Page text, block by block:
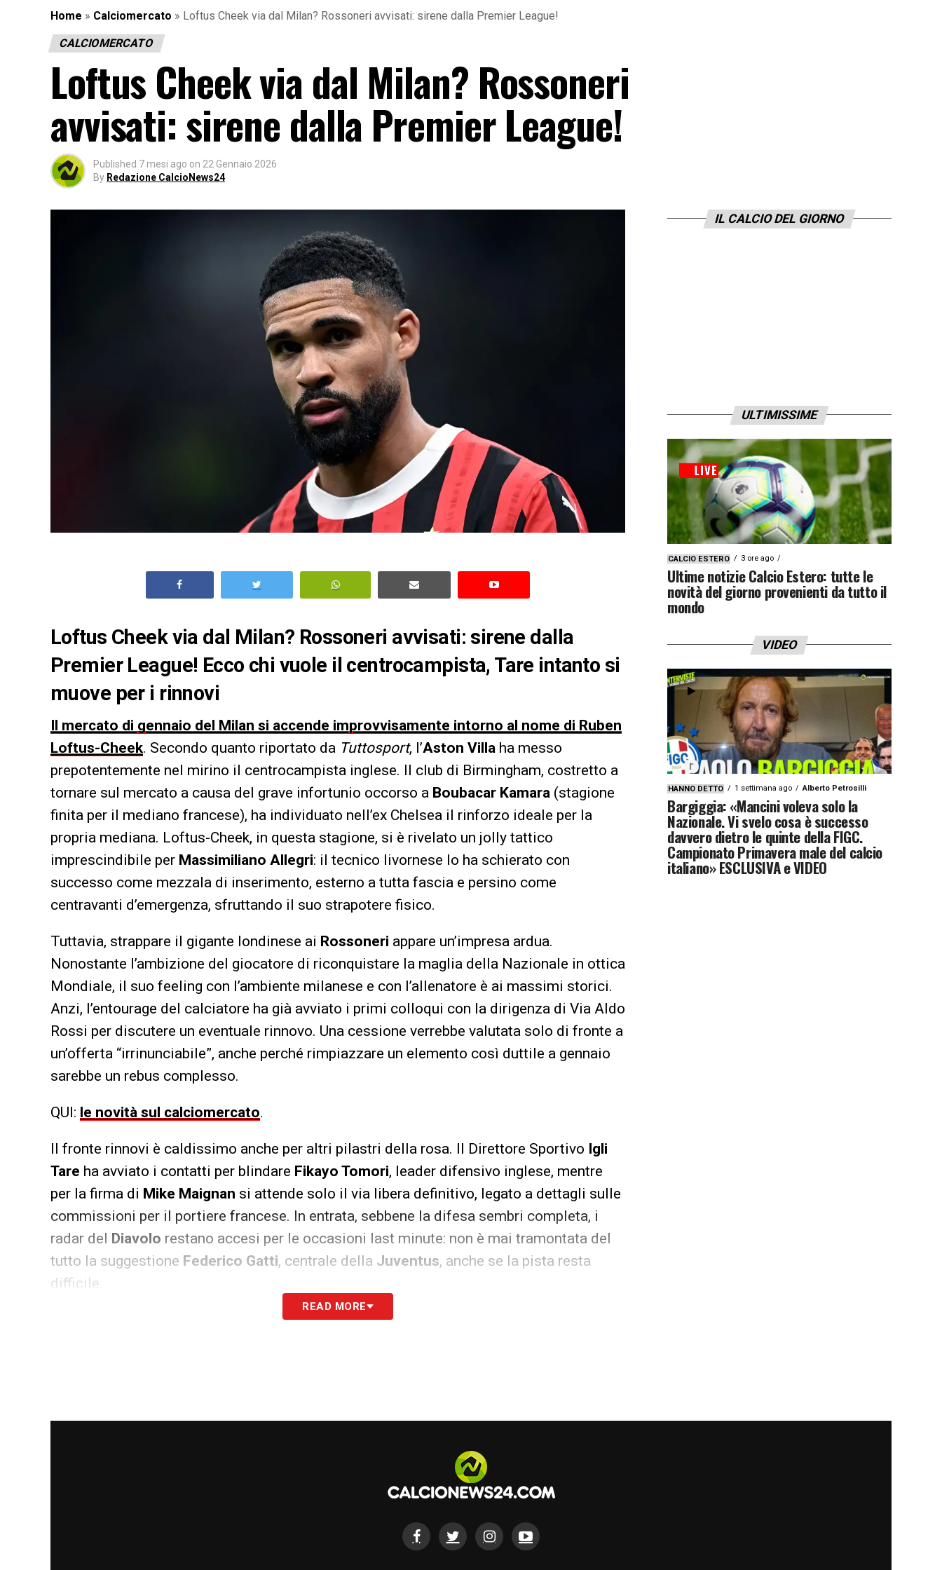
Home » Calciomercato » Loftus Cheek via dal Milan? Rossoneri avvisati: sirene dalla Premier League!
CALCIOMERCATO
Loftus Cheek via dal Milan? Rossoneri
avvisati: sirene dalla Premier League!
Published 7 mesi ago on 22 Gennaio 2026
By Redazione CalcioNews24
Loftus Cheek via dal Milan? Rossoneri avvisati: sirene dalla
Premier League! Ecco chi vuole il centrocampista, Tare intanto si
muove per i rinnovi
Il mercato di gennaio del Milan si accende improvvisamente intorno al nome di Ruben
Loftus-Cheek. Secondo quanto riportato da Tuttosport, l’Aston Villa ha messo
prepotentemente nel mirino il centrocampista inglese. Il club di Birmingham, costretto a
tornare sul mercato a causa del grave infortunio occorso a Boubacar Kamara (stagione
finita per il mediano francese), ha individuato nell’ex Chelsea il rinforzo ideale per la
propria mediana. Loftus-Cheek, in questa stagione, si è rivelato un jolly tattico
imprescindibile per Massimiliano Allegri: il tecnico livornese lo ha schierato con
successo come mezzala di inserimento, esterno a tutta fascia e persino come
centravanti d’emergenza, sfruttando il suo strapotere fisico.
Tuttavia, strappare il gigante londinese ai Rossoneri appare un’impresa ardua.
Nonostante l’ambizione del giocatore di riconquistare la maglia della Nazionale in ottica
Mondiale, il suo feeling con l’ambiente milanese e con l’allenatore è ai massimi storici.
Anzi, l’entourage del calciatore ha già avviato i primi colloqui con la dirigenza di Via Aldo
Rossi per discutere un eventuale rinnovo. Una cessione verrebbe valutata solo di fronte a
un’offerta “irrinunciabile”, anche perché rimpiazzare un elemento così duttile a gennaio
sarebbe un rebus complesso.
QUI: le novità sul calciomercato.
Il fronte rinnovi è caldissimo anche per altri pilastri della rosa. Il Direttore Sportivo Igli
Tare ha avviato i contatti per blindare Fikayo Tomori, leader difensivo inglese, mentre
per la firma di Mike Maignan si attende solo il via libera definitivo, legato a dettagli sulle
commissioni per il portiere francese. In entrata, sebbene la difesa sembri completa, i
radar del Diavolo restano accesi per le occasioni last minute: non è mai tramontata del
tutto la suggestione Federico Gatti, centrale della Juventus, anche se la pista resta
difficile.
Intanto, la squadra prepara la delicata trasferta di Roma sotto lo sguardo di
READ MORE
IL CALCIO DEL GIORNO
ULTIMISSIME
CALCIO ESTERO 3 ore ago
Ultime notizie Calcio Estero: tutte le
novità del giorno provenienti da tutto il
mondo
VIDEO
HANNO DETTO 1 settimana ago Alberto Petrosilli
Bargiggia: «Mancini voleva solo la
Nazionale. Vi svelo cosa è successo
davvero dietro le quinte della FIGC.
Campionato Primavera male del calcio
italiano» ESCLUSIVA e VIDEO